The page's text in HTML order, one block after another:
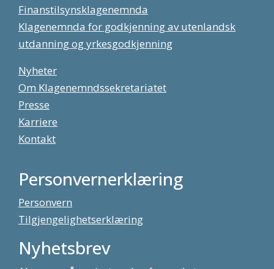
Finanstilsynsklagenemnda
Klagenemnda for godkjenning av utenlandsk
utdanning og yrkesgodkjenning
Nyheter
Om Klagenemndssekretariatet
Presse
Karriere
Kontakt
Personvernerklæring
Personvern
Tilgjengelighetserklæring
Nyhetsbrev